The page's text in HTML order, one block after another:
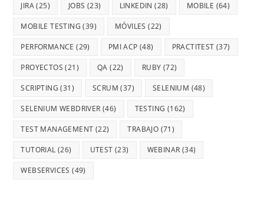
JIRA(25) JOBS (23) LINKEDIN (28) MOBILE (64)
MOBILE TESTING (39) MÓVILES (22)
PERFORMANCE (29) PMI ACP (48) PRACTITEST (37)
PROYECTOS (21) QA (22) RUBY (72)
SCRIPTING (31) SCRUM (37) SELENIUM (48)
SELENIUM WEBDRIVER (46) TESTING (162)
TEST MANAGEMENT (22) TRABAJO (71)
TUTORIAL (26) UTEST (23) WEBINAR (34)
WEBSERVICES (49)